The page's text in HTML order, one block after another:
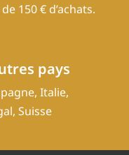
150 € d’achats.
pays
Italie,
Suisse